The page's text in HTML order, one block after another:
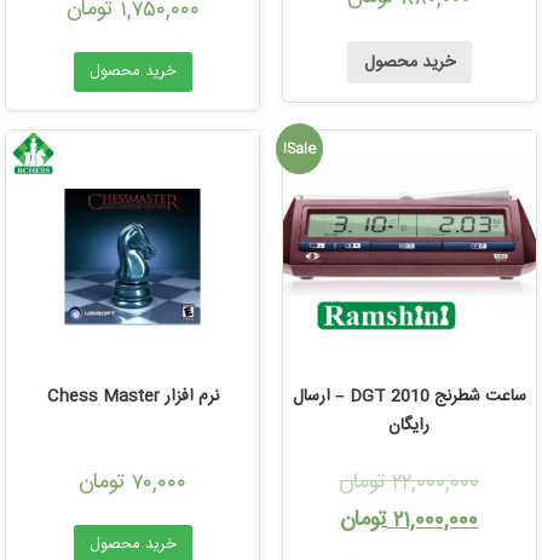
خرید محصول
۱,۷۵۰,۰۰۰ تومان
خرید محصول
Sale!
ساعت شطرنج DGT 2010 – ارسال
رایگان
۲۲,۰۰۰,۰۰۰تومان
۲۱,۰۰۰,۰۰۰تومان
نرم افزار Chess Master
۷۰,۰۰۰ تومان
خرید محصول